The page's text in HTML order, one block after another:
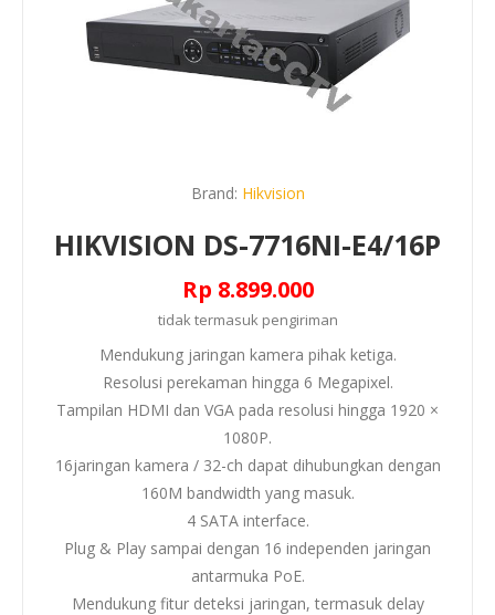
Brand: Hikvision
HIKVISION DS-7716NI-E4/16P
Rp 8.899.000
tidak termasuk pengiriman
Mendukung jaringan kamera pihak ketiga.
Resolusi perekaman hingga 6 Megapixel.
Tampilan HDMI dan VGA pada resolusi hingga 1920 ×
1080P.
16jaringan kamera / 32-ch dapat dihubungkan dengan
160M bandwidth yang masuk.
4 SATA interface.
Plug & Play sampai dengan 16 independen jaringan
antarmuka PoE.
Mendukung fitur deteksi jaringan, termasuk delay